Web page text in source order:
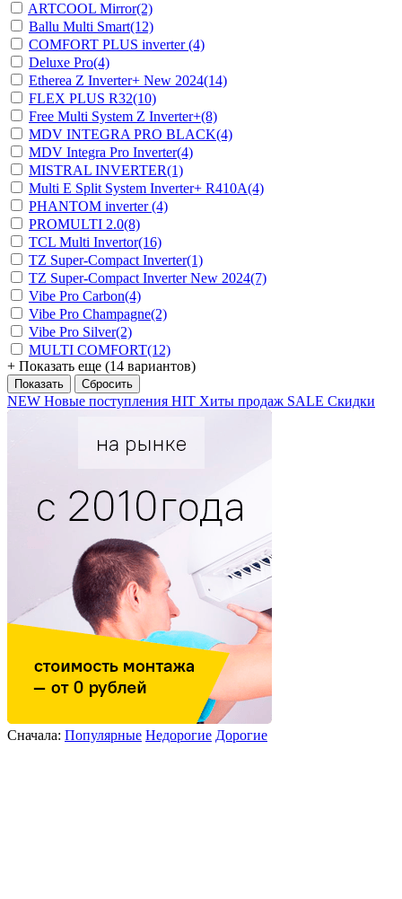
ARTCOOL Mirror(2)
Ballu Multi Smart(12)
COMFORT PLUS inverter(4)
Deluxe Pro(4)
Etherea Z Inverter+ New 2024(14)
FLEX PLUS R32(10)
Free Multi System Z Inverter+(8)
MDV INTEGRA PRO BLACK(4)
MDV Integra Pro Inverter(4)
MISTRAL INVERTER(1)
Multi E Split System Inverter+ R410A(4)
PHANTOM inverter(4)
PROMULTI 2.0(8)
TCL Multi Invertor(16)
TZ Super-Compact Inverter(1)
TZ Super-Compact Inverter New 2024(7)
Vibe Pro Carbon(4)
Vibe Pro Champagne(2)
Vibe Pro Silver(2)
MULTI COMFORT(12)
+ Показать еще (14 вариантов)
NEW Новые поступления HIT Хиты продаж SALE Скидки
Сначала: Популярные Недорогие Дорогие